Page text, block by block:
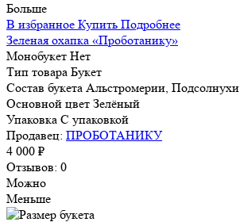
Больше
В избранное Купить Подробнее
Зеленая охапка «Проботанику»
Монобукет Нет
Тип товара Букет
Состав букета Альстромерии, Подсолнухи
Основной цвет Зелёный
Упаковка С упаковкой
Продавец: ПРОБОТАНИКУ
4 000 ₽
Отзывов: 0
Можно
Меньше